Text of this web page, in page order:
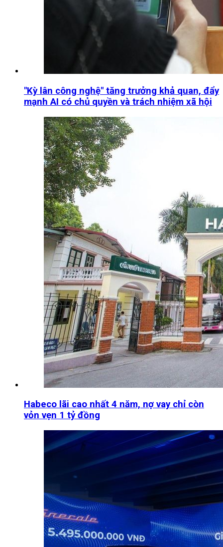
"Kỳ lân công nghệ" tăng trưởng khả quan, đẩy
mạnh AI có chủ quyền và trách nhiệm xã hội
Habeco lãi cao nhất 4 năm, nợ vay chỉ còn
vỏn vẹn 1 tỷ đồng